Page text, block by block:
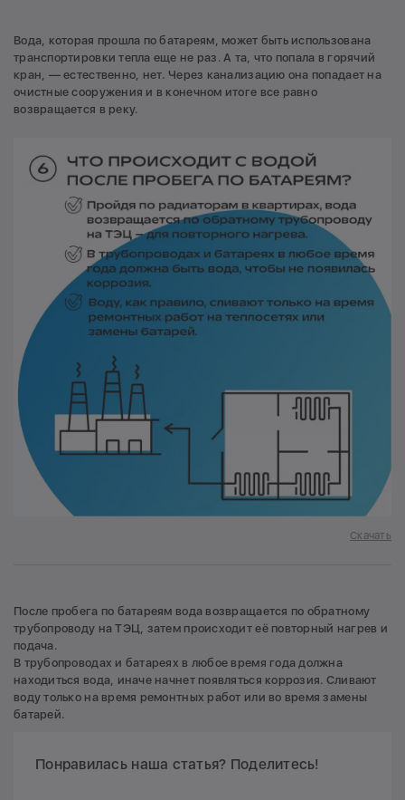
Вода, которая прошла по батареям, может быть использована
транспортировки тепла еще не раз. А та, что попала в горячий
кран, — естественно, нет. Через канализацию она попадает на
очистные сооружения и в конечном итоге все равно
возвращается в реку.
Скачать
После пробега по батареям вода возвращается по обратному
трубопроводу на ТЭЦ, затем происходит её повторный нагрев и
подача.
В трубопроводах и батареях в любое время года должна
находиться вода, иначе начнет появляться коррозия. Сливают
воду только на время ремонтных работ или во время замены
батарей.
Понравилась наша статья? Поделитесь!